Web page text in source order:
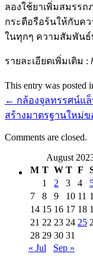
ลองใช้ยาเพิ่มสมรร
กระตือรือร้นให้กับค
ในทุกๆ ความสัมพัน
รายละเอียดเพิ่มเติม :
This entry was posted
← กล้องจุลทรรศน์แ
สร้างมาตรฐานใหม่
Comments are closed.
August
M T W T F
1
2 3 4
7
8 9 10 11
14 15 16 17 18
21 22 23 24 25
28 29 30 31
« Jul
Sep »